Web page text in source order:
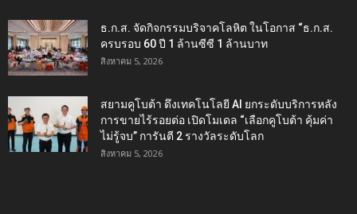
ธ.ก.ส. จัดกิจกรรมบริจาคโลหิต ในโอกาส “ธ.ก.ส.
ครบรอบ 60 ปี 1 ล้านซีซี 1 ล้านบาท
สิงหาคม 5, 2026
สยามคูโบต้า ดึงเทคโนโลยี AI ยกระดับบริการหลัง
การขายไร้รอยต่อ เปิดโมเดล “เลือกคูโบต้า คุ้มค่า
ไม่รู้จบ” การันตี 2 รางวัลระดับโลก
สิงหาคม 5, 2026